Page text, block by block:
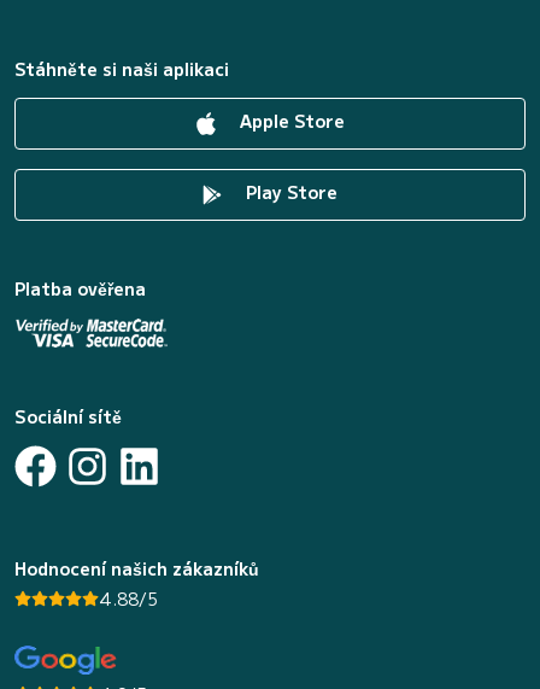
Stáhněte si naši aplikaci
Apple Store
Play Store
Platba ověřena
Sociální sítě
Hodnocení našich zákazníků
4.88/5